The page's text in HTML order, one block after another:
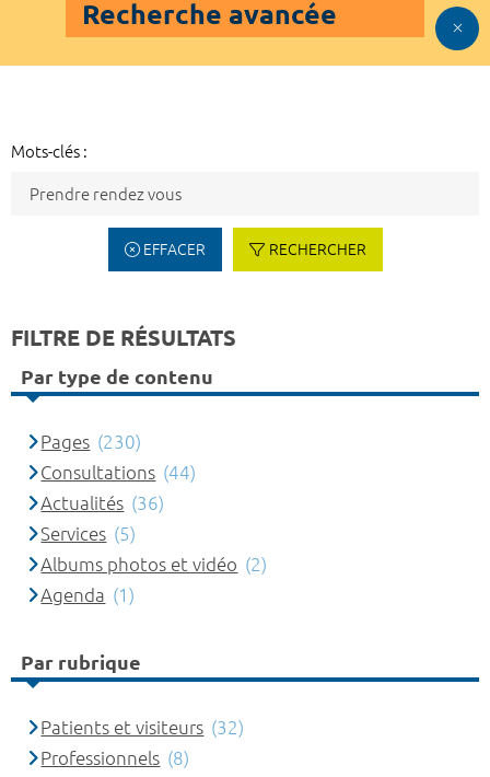
Recherche avancée
Mots-clés :
EFFACER RECHERCHER
FILTRE DE RÉSULTATS
Par type de contenu
Pages (230)
Consultations (44)
Actualités (36)
Services (5)
Albums photos et vidéo (2)
Agenda (1)
Par rubrique
Patients et visiteurs (32)
Professionnels (8)